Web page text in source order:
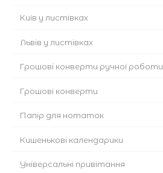
Київ у листівках
Львів у листівках
Грошові конверти ручної роботи
Грошові конверти
Папір для нотаток
Кишенькові календарики
Універсальні привітання